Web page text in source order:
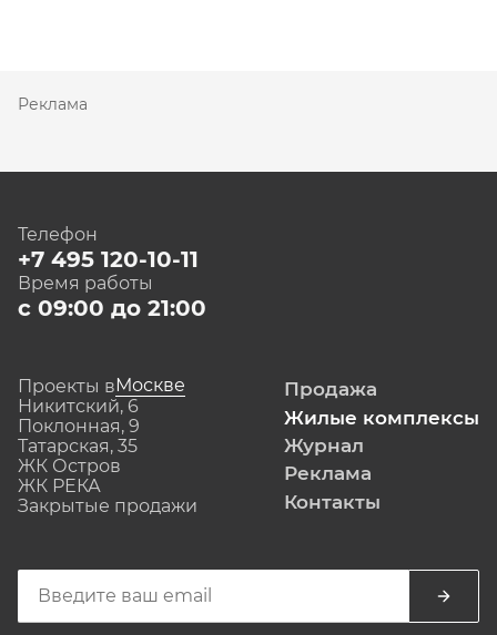
Реклама
Телефон
+7 495 120-10-11
Время работы
с 09:00 до 21:00
Проекты вМоскве
Никитский, 6
Поклонная, 9
Татарская, 35
ЖК Остров
ЖК РЕКА
Закрытые продажи
Продажа
Жилые комплексы
Журнал
Реклама
Контакты